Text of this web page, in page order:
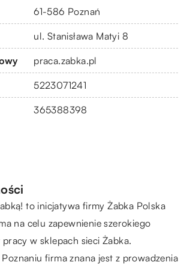
61-586 Poznań
ul. Stanisława Matyi 8
praca.zabka.pl
5223071241
365388398
to inicjatywa firmy Żabka Polska
na celu zapewnienie szerokiego
w sklepach sieci Żabka.
firma znana jest z prowadzenia